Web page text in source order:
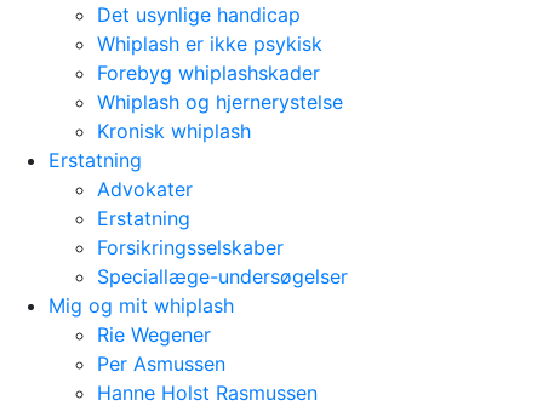
Det usynlige handicap
Whiplash er ikke psykisk
Forebyg whiplashskader
Whiplash og hjernerystelse
Kronisk whiplash
Erstatning
Advokater
Erstatning
Forsikringsselskaber
Speciallæge-undersøgelser
Mig og mit whiplash
Rie Wegener
Per Asmussen
Hanne Holst Rasmussen